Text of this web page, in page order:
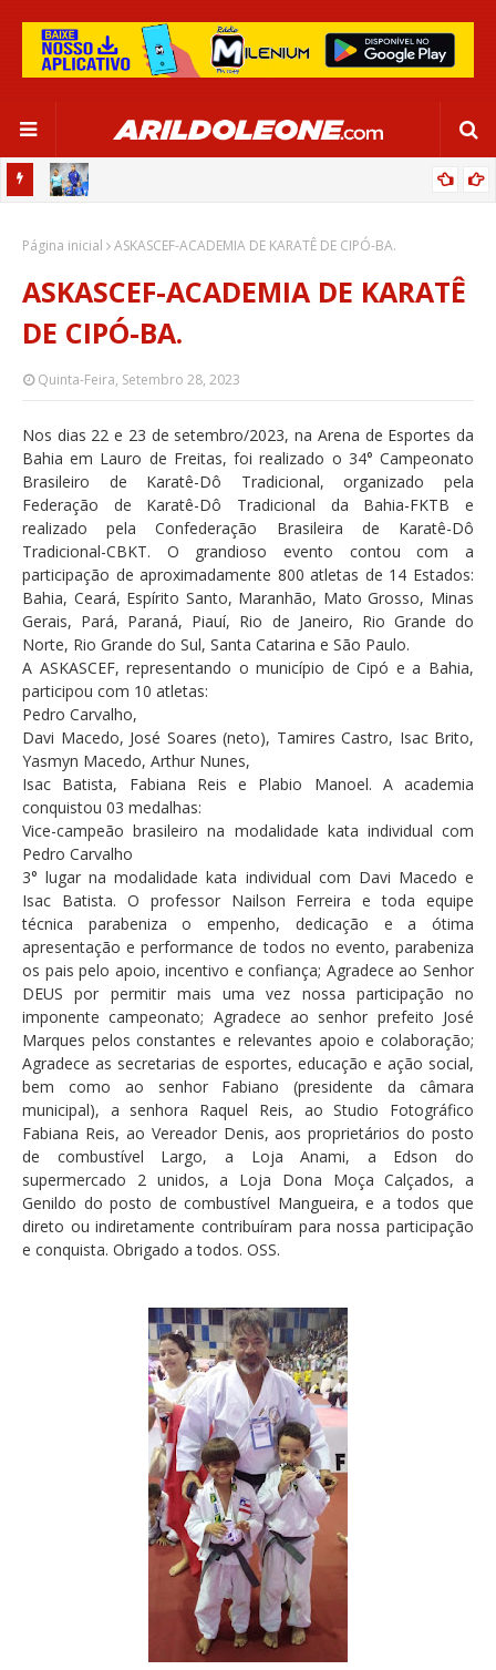
SALVADOR
Página inicial ASKASCEF-ACADEMIA DE KARATÊ DE CIPÓ-BA.
ASKASCEF-ACADEMIA DE KARATÊ
DE CIPÓ-BA.
Quinta-Feira, Setembro 28, 2023
Nos dias 22 e 23 de setembro/2023, na Arena de Esportes da
Bahia em Lauro de Freitas, foi realizado o 34° Campeonato
Brasileiro de Karatê-Dô Tradicional, organizado pela
Federação de Karatê-Dô Tradicional da Bahia-FKTB e
realizado pela Confederação Brasileira de Karatê-Dô
Tradicional-CBKT. O grandioso evento contou com a
participação de aproximadamente 800 atletas de 14 Estados:
Bahia, Ceará, Espírito Santo, Maranhão, Mato Grosso, Minas
Gerais, Pará, Paraná, Piauí, Rio de Janeiro, Rio Grande do
Norte, Rio Grande do Sul, Santa Catarina e São Paulo.
A ASKASCEF, representando o município de Cipó e a Bahia,
participou com 10 atletas:
Pedro Carvalho,
Davi Macedo, José Soares (neto), Tamires Castro, Isac Brito,
Yasmyn Macedo, Arthur Nunes,
Isac Batista, Fabiana Reis e Plabio Manoel. A academia
conquistou 03 medalhas:
Vice-campeão brasileiro na modalidade kata individual com
Pedro Carvalho
3° lugar na modalidade kata individual com Davi Macedo e
Isac Batista. O professor Nailson Ferreira e toda equipe
técnica parabeniza o empenho, dedicação e a ótima
apresentação e performance de todos no evento, parabeniza
os pais pelo apoio, incentivo e confiança; Agradece ao Senhor
DEUS por permitir mais uma vez nossa participação no
imponente campeonato; Agradece ao senhor prefeito José
Marques pelos constantes e relevantes apoio e colaboração;
Agradece as secretarias de esportes, educação e ação social,
bem como ao senhor Fabiano (presidente da câmara
municipal), a senhora Raquel Reis, ao Studio Fotográfico
Fabiana Reis, ao Vereador Denis, aos proprietários do posto
de combustível Largo, a Loja Anami, a Edson do
supermercado 2 unidos, a Loja Dona Moça Calçados, a
Genildo do posto de combustível Mangueira, e a todos que
direto ou indiretamente contribuíram para nossa participação
e conquista. Obrigado a todos. OSS.